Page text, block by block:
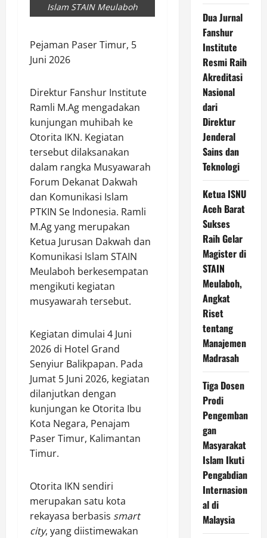
Islam STAIN Meulaboh
Pejaman Paser Timur, 5
Juni 2026
Direktur Fanshur Institute
Ramli M.Ag mengadakan
kunjungan muhibah ke
Otorita IKN. Kegiatan
tersebut dilaksanakan
dalam rangka Musyawarah
Forum Dekanat Dakwah
dan Komunikasi Islam
PTKIN Se Indonesia. Ramli
M.Ag yang merupakan
Ketua Jurusan Dakwah dan
Komunikasi Islam STAIN
Meulaboh berkesempatan
mengikuti kegiatan
musyawarah tersebut.
Kegiatan dimulai 4 Juni
2026 di Hotel Grand
Senyiur Balikpapan. Pada
Jumat 5 Juni 2026, kegiatan
dilanjutkan dengan
kunjungan ke Otorita Ibu
Kota Negara, Penajam
Paser Timur, Kalimantan
Timur.
Otorita IKN sendiri
merupakan satu kota
rekayasa berbasis smart
city, yang diistimewakan
Dua Jurnal
Fanshur
Institute
Resmi Raih
Akreditasi
Nasional
dari
Direktur
Jenderal
Sains dan
Teknologi
Ketua ISNU
Aceh Barat
Sukses
Raih Gelar
Magister di
STAIN
Meulaboh,
Angkat
Riset
tentang
Manajemen
Madrasah
Tiga Dosen
Prodi
Pengemban
gan
Masyarakat
Islam Ikuti
Pengabdian
Internasion
al di
Malaysia